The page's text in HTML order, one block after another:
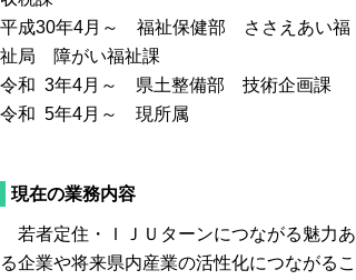
平成30年4月～ 福祉保健部 ささえあい福
祉局 障がい福祉課
令和 3年4月～ 県土整備部 技術企画課
令和 5年4月～ 現所属
現在の業務内容
若者定住・ＩＪＵターンにつながる魅力あ
る企業や将来県内産業の活性化につながるこ